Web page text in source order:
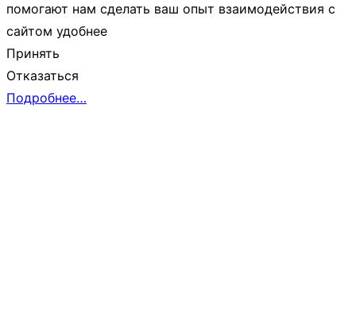
помогают нам сделать ваш опыт взаимодействия с
сайтом удобнее
Принять
Отказаться
Подробнее…